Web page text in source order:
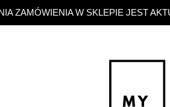
ZAMÓWIENIA W SKLEPIE JEST